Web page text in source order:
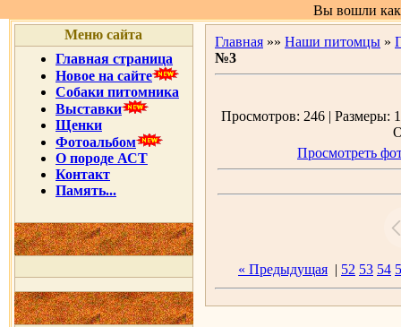
Вы вошли
Меню сайта
Главная страница
Новое на сайте
Собаки питомника
Выставки
Щенки
Фотоальбом
О породе АСТ
Контакт
Память...
Главная »» Наши питомцы »
№3
Просмотров: 246 | Размеры:
Просмотреть
« Предыдущая | 52 53 54